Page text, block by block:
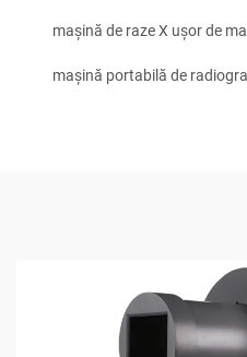
mașină de raze X ușor de
mașină portabilă de